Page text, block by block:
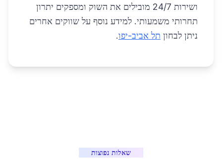
ושירות 24/7 מובילים את השוק ומספקים יתרון
תחרותי משמעותי. למידע נוסף על שווקים אחרים
ניתן לבחון תל אביב-יפו.
שאלות נפוצות